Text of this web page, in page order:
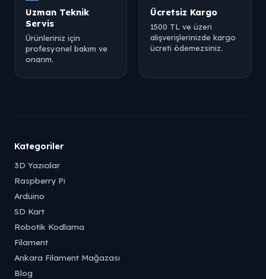
Uzman Teknik
Servis
Ürünleriniz için
profesyonel bakım ve
onarım.
Ücretsiz Kargo
1500 TL ve üzeri
alışverişlerinizde kargo
ücreti ödemezsiniz.
Kategoriler
3D Yazıcılar
Raspberry Pi
Arduino
SD Kart
Robotik Kodlama
Filament
Ankara Filament Mağazası
Blog